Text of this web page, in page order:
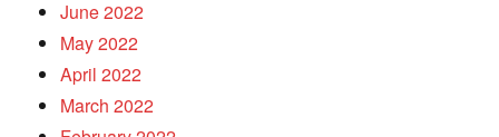
June 2022
May 2022
April 2022
March 2022